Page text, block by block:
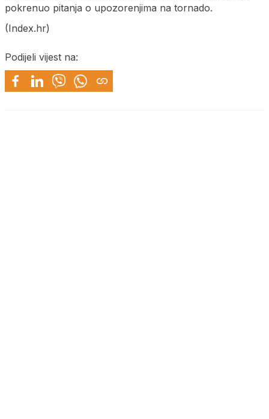
pokrenuo pitanja o upozorenjima na tornado.
(Index.hr)
Podijeli vijest na: